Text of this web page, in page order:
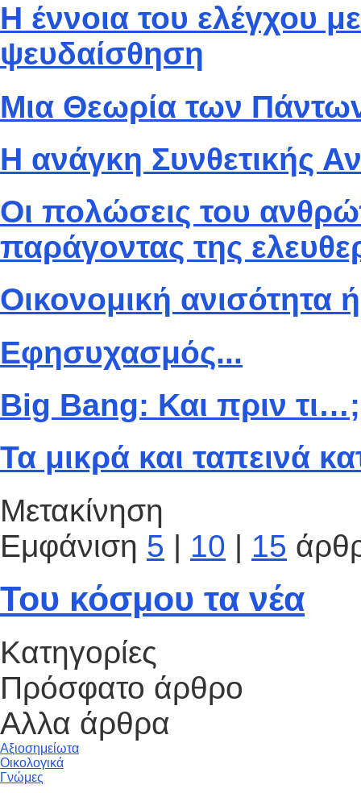
Η έννοια του ελέγχου
ψευδαίσθηση
Μια Θεωρία των
Η ανάγκη Συνθετικής
Οι πολώσεις του
παράγοντας της
Οικονομική ανισότητα
Εφησυχασμός...
Big Bang: Και πριν τι…;
Τα μικρά και ταπεινά
Μετακίνηση
Εμφάνιση 5 | 10 | 15
Του κόσμου τα νέα
Κατηγορίες
Πρόσφατο άρθρο
Αλλα άρθρα
Αξιοσημείωτα
Οικολογικά
Γνώμες